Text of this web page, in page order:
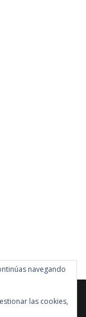
navegando
las cookies,